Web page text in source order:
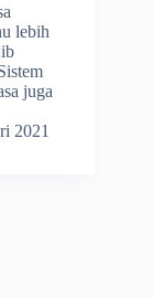
lebih
juga
2021